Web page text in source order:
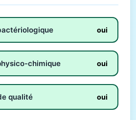
oui
chimique oui
qualité oui